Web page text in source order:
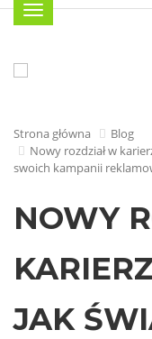
Menu
Strona główna
Blog
Nowy rozdział w
swoich kampanii
NOWY
JAK